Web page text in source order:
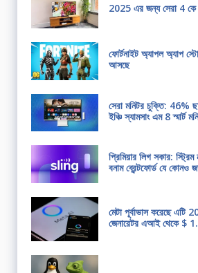
2025 এর জন্য সেরা 4 কে
ফোর্টনাইট অ্যাপল অ্যাপ
আসছে
সেরা মনিটর চুক্তি: 46%
ইঞ্চি স্যামসাং এম 8 স্মার্ট
প্রিমিয়ার লিগ সকার: স্ট্রিম
বনাম ব্রেন্টফোর্ড যে কোনও
মেটা পূর্বাভাস করেছে এটি
জেনারেটর এআই থেকে $